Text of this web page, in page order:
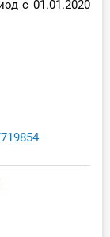
с 01.01.2020
РК